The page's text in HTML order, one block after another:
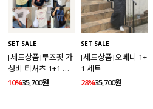
SET SALE
[세트상품]루즈핏 가
성비 티셔츠 1+1 세
트
10%35,700원
SET SALE
[세트상품]오베니 1+
1 세트
28%35,700원